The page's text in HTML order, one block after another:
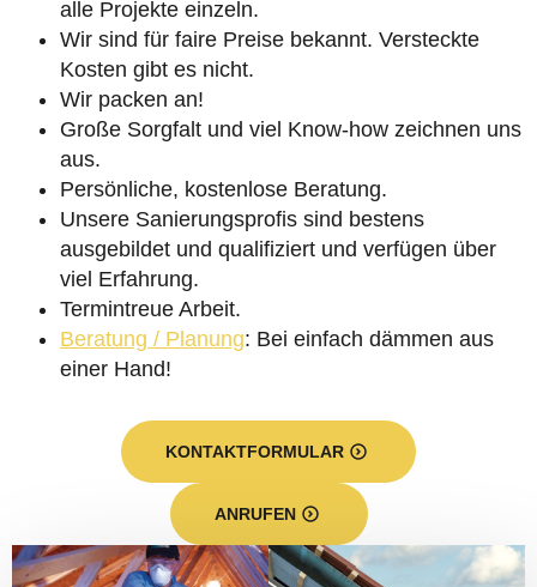
alle Projekte einzeln.
Wir sind für faire Preise bekannt. Versteckte
Kosten gibt es nicht.
Wir packen an!
Große Sorgfalt und viel Know-how zeichnen uns
aus.
Persönliche, kostenlose Beratung.
Unsere Sanierungsprofis sind bestens
ausgebildet und qualifiziert und verfügen über
viel Erfahrung.
Termintreue Arbeit.
Beratung / Planung: Bei einfach dämmen aus
einer Hand!
KONTAKTFORMULAR
ANRUFEN